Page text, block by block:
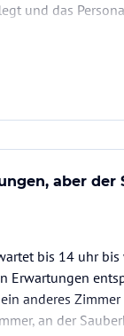
und das
aber der
bis 14 uhr
Erwartungen
anderes
an der